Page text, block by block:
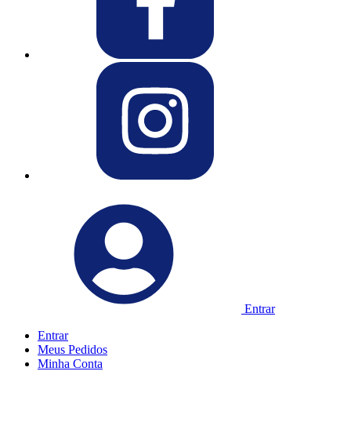
Entrar
Entrar
Meus Pedidos
Minha Conta